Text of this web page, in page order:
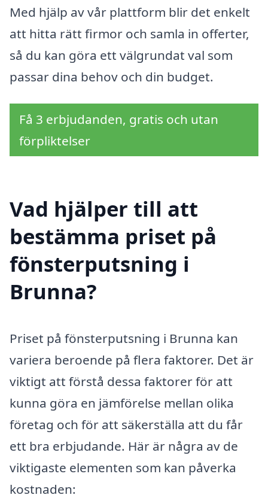
Med hjälp av vår plattform blir det enkelt
att hitta rätt firmor och samla in offerter,
så du kan göra ett välgrundat val som
passar dina behov och din budget.
Få 3 erbjudanden, gratis och utan
förpliktelser
Vad hjälper till att
bestämma priset på
fönsterputsning i
Brunna?
Priset på fönsterputsning i Brunna kan
variera beroende på flera faktorer. Det är
viktigt att förstå dessa faktorer för att
kunna göra en jämförelse mellan olika
företag och för att säkerställa att du får
ett bra erbjudande. Här är några av de
viktigaste elementen som kan påverka
kostnaden: